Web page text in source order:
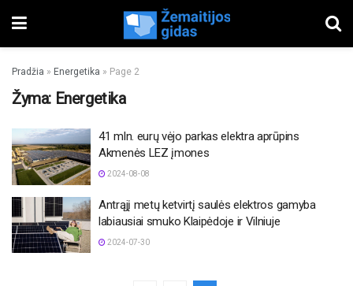
Pradžia » Energetika » Page 2
Žyma: Energetika
41 mln. eurų vėjo parkas elektra aprūpins
Akmenės LEZ įmones
2024-08-08
Antrąjį metų ketvirtį saulės elektros gamyba
labiausiai smuko Klaipėdoje ir Vilniuje
2024-07-30